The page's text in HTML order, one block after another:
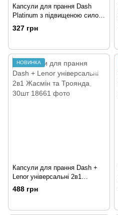
Капсули для прання Dash
Platinum з підвищеною силою
очищення - 20шт
327 грн
НОВИНКА
Капсули для прання Dash +
Lenor універсальні 2в1
Жасмін та Троянда, 30шт
488 грн